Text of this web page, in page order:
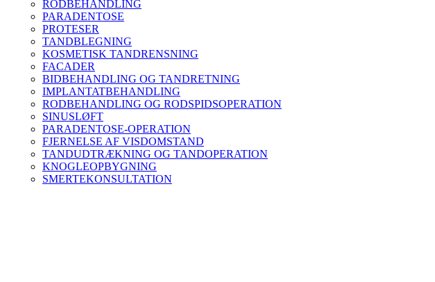
RODBEHANDLING
PARADENTOSE
PROTESER
TANDBLEGNING
KOSMETISK TANDRENSNING
FACADER
BIDBEHANDLING OG TANDRETNING
IMPLANTATBEHANDLING
RODBEHANDLING OG RODSPIDSOPERATION
SINUSLØFT
PARADENTOSE-OPERATION
FJERNELSE AF VISDOMSTAND
TANDUDTRÆKNING OG TANDOPERATION
KNOGLEOPBYGNING
SMERTEKONSULTATION